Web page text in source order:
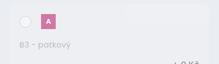
A
B3 - patkový